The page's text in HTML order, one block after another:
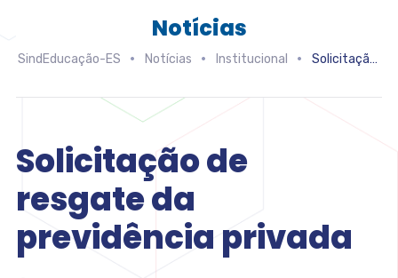
Notícias
SindEducação-ES Notícias Institucional Solicitação de resgate da previdência privada
Solicitação de
resgate da
previdência privada